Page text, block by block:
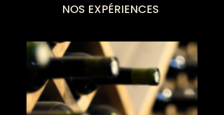
NOS EXPÉRIENCES